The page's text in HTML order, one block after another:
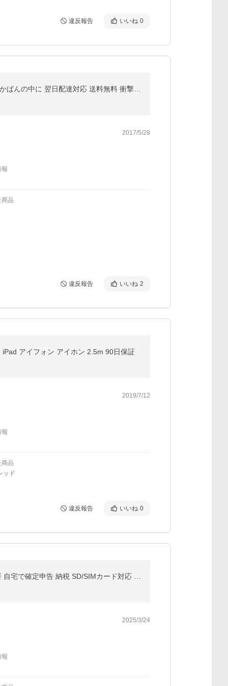
違反報告 いいね 0
2017/5/28
報
品
違反報告 いいね 2
アイフォン アイホン 2.5m 90日保証
2019/7/12
報
品
ッド
違反報告 いいね 0
2025/3/24
報